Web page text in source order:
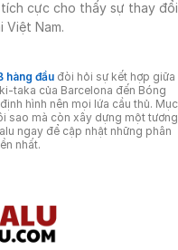
cực cho thấy sự thay đổi
Nam.
hàng đầu đòi hỏi sự kết hợp giữa
taka của Barcelona đến Bóng
hình nên mọi lứa cầu thủ. Mục
sao mà còn xây dựng một tương
ngay để cập nhật những phân
nhất.